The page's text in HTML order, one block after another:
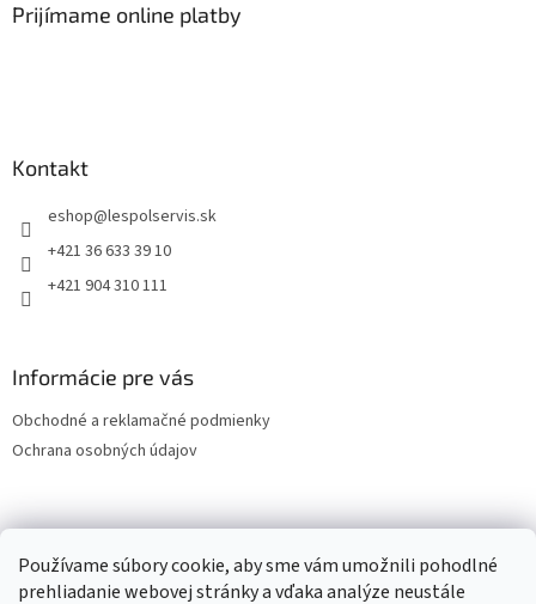
Používame súbory cookie, aby sme vám umožnili pohodlné
prehliadanie webovej stránky a vďaka analýze neustále
Prijímame online platby
Kontakt
eshop@lespolservis.sk
+421 36 633 39 10
+421 904 310 111
Informácie pre vás
Obchodné a reklamačné podmienky
Ochrana osobných údajov